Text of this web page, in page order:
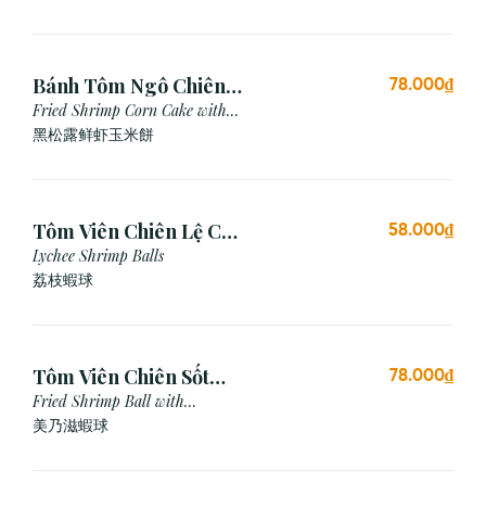
Bánh Tôm Ngô Chiên
Nấm Truffle (3 viên)
Fried Shrimp Corn Cake with
Truffle
黑松露鲜虾玉米餅
78.000₫
Tôm Viên Chiên Lệ Chi
(3 viên)
Lychee Shrimp Balls
荔枝蝦球
58.000₫
Tôm Viên Chiên Sốt
Mayonnaise (3 viên)
Fried Shrimp Ball with
Mayonnaise Sauce
美乃滋蝦球
78.000₫